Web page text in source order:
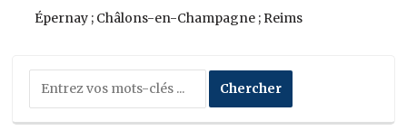
Épernay ; Châlons-en-Champagne ; Reims